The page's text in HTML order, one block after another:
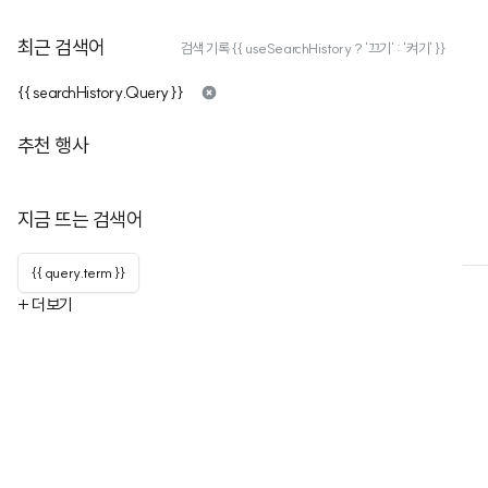
최근 검색어 검색 기록 {{ useSearchHistory ? '끄기' : '켜기' }}
{{ searchHistory.Query }}
추천 행사
지금 뜨는 검색어
{{ query.term }}
+ 더보기
경희대학교 캠퍼스타운
구독자